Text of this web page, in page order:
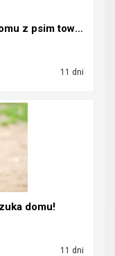
Delikatna, lękliwa suczka szuka domu z psim towarz...
11 dni
domu!
11 dni